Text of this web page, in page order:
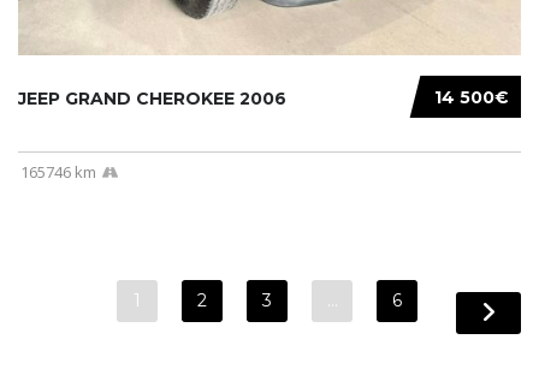
14 500€
JEEP GRAND CHEROKEE 2006
165746 km
1 2 3 … 6